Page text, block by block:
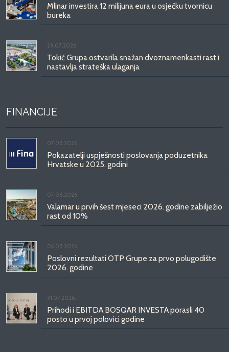
Mlinar investira 12 milijuna eura u osječku tvornicu
bureka
29.07.2026.
Tokić Grupa ostvarila snažan dvoznamenkasti rast i
nastavlja strateška ulaganja
FINANCIJE
07.08.2026.
Pokazatelji uspješnosti poslovanja poduzetnika
Hrvatske u 2025. godini
07.08.2026.
Valamar u prvih šest mjeseci 2026. godine zabilježio
rast od 10%
06.08.2026.
Poslovni rezultati OTP Grupe za prvo polugodište
2026. godine
31.07.2026.
Prihodi i EBITDA BOSQAR INVESTA porasli 40
posto u prvoj polovici godine